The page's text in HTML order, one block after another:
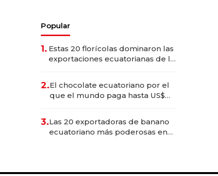
Popular
1. Estas 20 florícolas dominaron las
exportaciones ecuatorianas de la
2.El chocolate ecuatoriano por el
que el mundo paga hasta US$
3.Las 20 exportadoras de banano
ecuatoriano más poderosas en